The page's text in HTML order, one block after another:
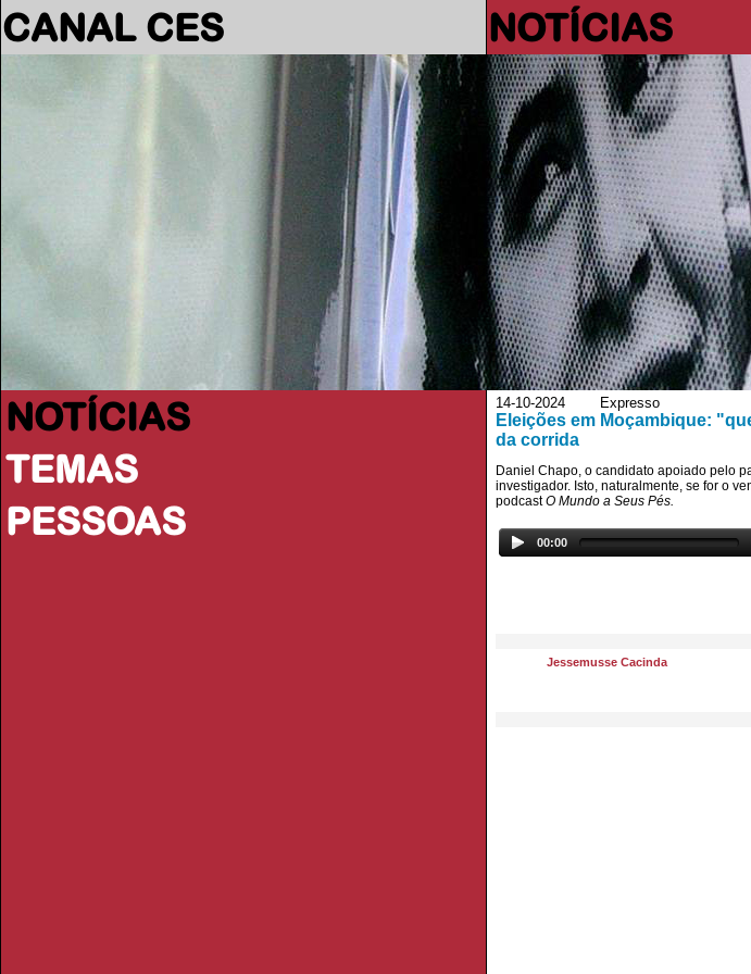
CANAL CES NOTÍCIAS
NOTÍCIAS
TEMAS
PESSOAS
14-10-2024 Expresso
Eleições em Moçambique:
da corrida
Daniel Chapo, o candidato apoiado pelo
investigador. Isto, naturalmente, se for o
podcastO Mundo a Seus Pés.
00:00
Jessemusse Cacinda